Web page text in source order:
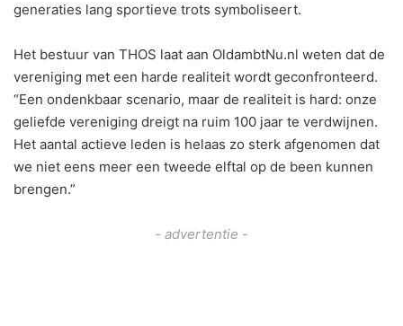
generaties lang sportieve trots symboliseert.
Het bestuur van THOS laat aan OldambtNu.nl weten dat de
vereniging met een harde realiteit wordt geconfronteerd.
“Een ondenkbaar scenario, maar de realiteit is hard: onze
geliefde vereniging dreigt na ruim 100 jaar te verdwijnen.
Het aantal actieve leden is helaas zo sterk afgenomen dat
we niet eens meer een tweede elftal op de been kunnen
brengen.”
- advertentie -